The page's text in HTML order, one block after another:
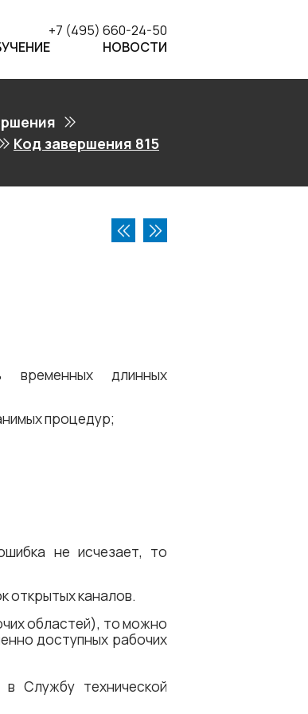
+7 (495) 660-24-50
НОВОСТИ
Код завершения 815
временных длинных
процедур;
не исчезает, то
открытых каналов.
областей), то можно
доступных рабочих
Cлужбу технической